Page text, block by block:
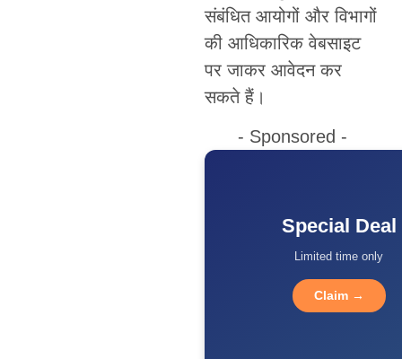
संबंधित आयोगों और विभागों
की आधिकारिक वेबसाइट
पर जाकर आवेदन कर
सकते हैं।
- Sponsored -
Special Deal
Limited time only
Claim →